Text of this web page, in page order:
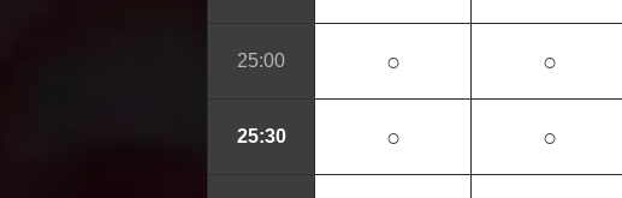
25:00 ○ ○
25:30 ○ ○